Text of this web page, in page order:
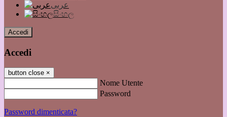
عربى
සිංහල
Accedi
Accedi
button close ×
Nome Utente
Password
Password dimenticata?